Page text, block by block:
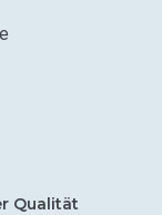
Qualität